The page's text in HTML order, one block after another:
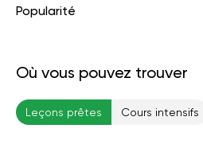
Popularité
Où vous pouvez trouver
Leçons prêtes Cours intensifs